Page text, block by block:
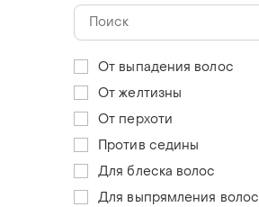
От выпадения волос
От желтизны
От перхоти
Против седины
Для блеска волос
Для выпрямления волос